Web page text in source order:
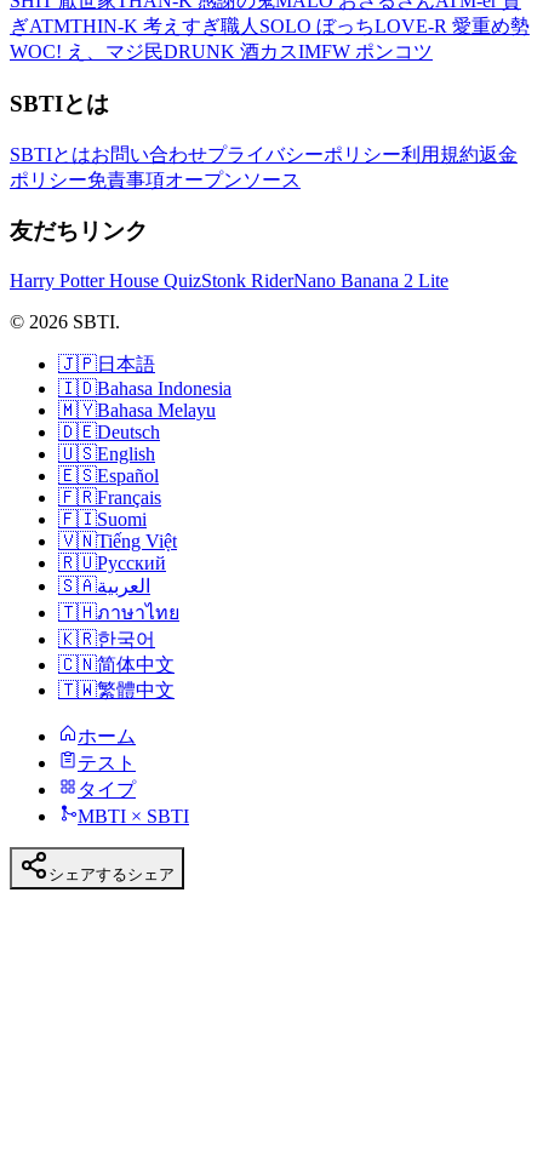
ぎATMTHIN-K 考えすぎ職人 SOLO ぼっちLOVE-R 愛重め勢
WOC! え、マジ民DRUNK 酒カスIMFW ポンコツ
SBTIとは
SBTIとはお問い合わせプライバシーポリシー利用規約返金
ポリシー免責事項オープンソース
友だちリンク
Harry Potter House QuizStonk RiderNano Banana 2 Lite
© 2026 SBTI.
🇯🇵日本語
🇮🇩Bahasa Indonesia
🇲🇾Bahasa Melayu
🇩🇪Deutsch
🇺🇸English
🇪🇸Español
🇫🇷Français
🇫🇮Suomi
🇻🇳Tiếng Việt
🇷🇺Русский
🇸🇦العربية
🇹🇭ภาษาไทย
🇰🇷한국어
🇨🇳简体中文
🇹🇼繁體中文
ホーム
テスト
タイプ
MBTI × SBTI
シェアするシェア